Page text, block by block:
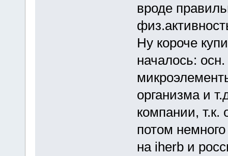
вроде
Ну короче
началось:
организма и
компании, т.к.
потом
на iherb и